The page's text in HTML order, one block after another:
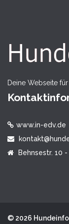
Deine Webseite
www.in-edv.de
Behnsestr. 10
© 2026